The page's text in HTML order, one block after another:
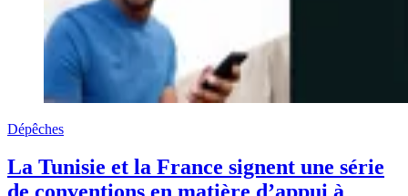
Dépêches
La Tunisie et la France signent une série